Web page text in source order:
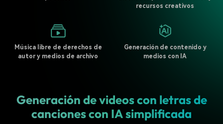
recursos creativos
Música libre de derechos de
autor y medios de archivo
Generación de contenido y
medios con IA
Generación de videos con letras de
canciones con IA simplificada